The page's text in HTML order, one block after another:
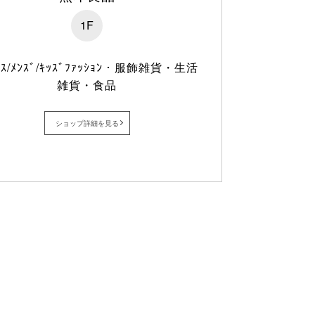
1F
/ﾒﾝｽﾞ/ｷｯｽﾞﾌｧｯｼｮﾝ・服飾雑貨・生活
雑貨・食品
ショップ詳細を見る